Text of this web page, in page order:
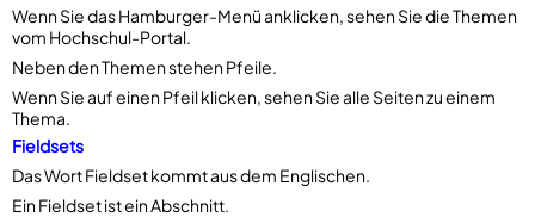
Wenn Sie das Hamburger-Menü anklicken, sehen Sie die Themen
vom Hochschul-Portal.
Neben den Themen stehen Pfeile.
Wenn Sie auf einen Pfeil klicken, sehen Sie alle Seiten zu einem
Thema.
Fieldsets
Das Wort Fieldset kommt aus dem Englischen.
Ein Fieldset ist ein Abschnitt.